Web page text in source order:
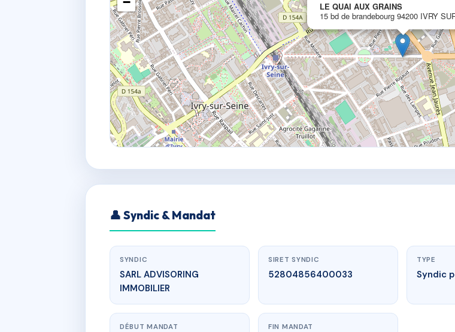
www.vme.plus/AB2439313
LE QUAI AUX GRAINS
15 bd de brandebourg94200 IVRY SUR SEINE
LE QUAI AUX GRAINS
15 bd de brandebourg 94200 IVRY
👤 Syndic & Mandat
SYNDIC
SARL ADVISORING
IMMOBILIER
SIRET SYNDIC
52804856400033
TYPE
Syndic
DÉBUT MANDAT FIN MANDAT